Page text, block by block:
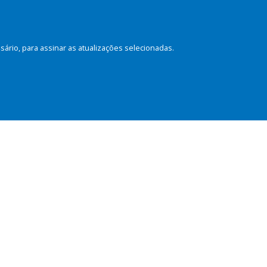
para assinar as atualizações selecionadas.